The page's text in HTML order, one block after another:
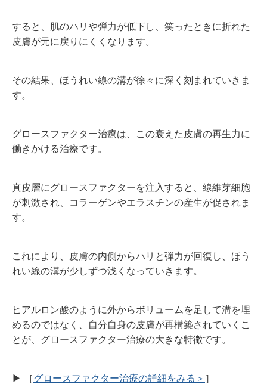
すると、肌のハリや弾力が低下し、笑ったときに折れた
皮膚が元に戻りにくくなります。
その結果、ほうれい線の溝が徐々に深く刻まれていきま
す。
グロースファクター治療は、この衰えた皮膚の再生力に
働きかける治療です。
真皮層にグロースファクターを注入すると、線維芽細胞
が刺激され、コラーゲンやエラスチンの産生が促されま
す。
これにより、皮膚の内側からハリと弾力が回復し、ほう
れい線の溝が少しずつ浅くなっていきます。
ヒアルロン酸のように外からボリュームを足して溝を埋
めるのではなく、自分自身の皮膚が再構築されていくこ
とが、グロースファクター治療の大きな特徴です。
▶︎ ［グロースファクター治療の詳細をみる＞ ］